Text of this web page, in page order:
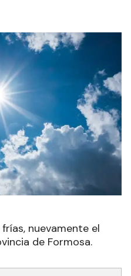
nuevamente el
de Formosa.